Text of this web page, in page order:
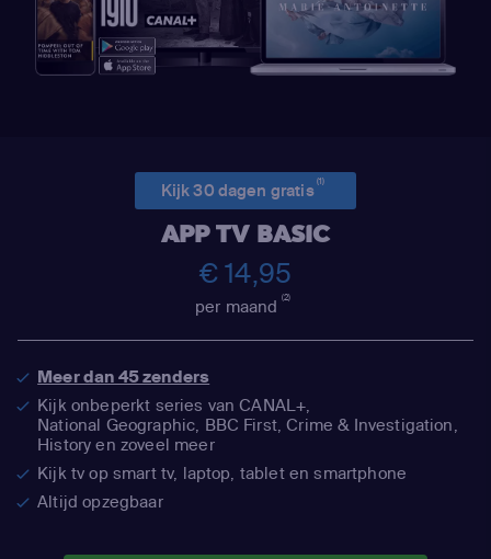
Kijk 30 dagen gratis(1)
APP TV BASIC
€ 14,95
per maand(2)
Meer dan 45 zenders
Kijk onbeperkt series van CANAL+,
National Geographic, BBC First, Crime & Investigation,
History en zoveel meer
Kijk tv op smart tv, laptop, tablet en smartphone
Altijd opzegbaar